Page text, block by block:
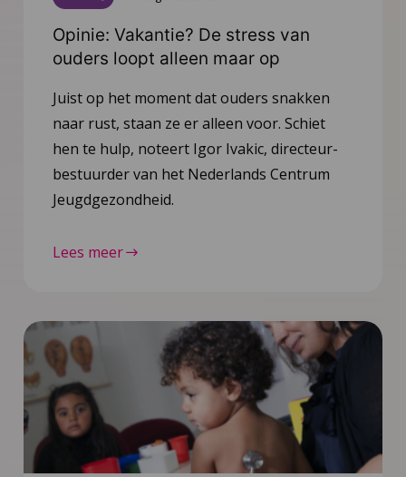
Opinie: Vakantie? De stress van
ouders loopt alleen maar op
Juist op het moment dat ouders snakken
naar rust, staan ze er alleen voor. Schiet
hen te hulp, noteert Igor Ivakic, directeur-
bestuurder van het Nederlands Centrum
Jeugdgezondheid.
Lees meer